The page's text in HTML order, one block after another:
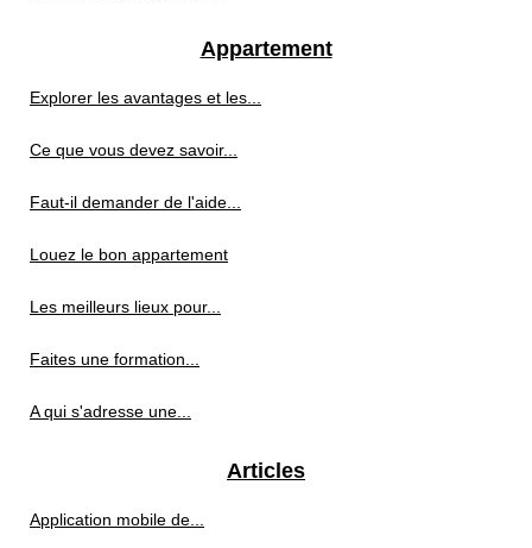
Appartement
Explorer les avantages et les...
Ce que vous devez savoir...
Faut-il demander de l'aide...
Louez le bon appartement
Les meilleurs lieux pour...
Faites une formation...
A qui s'adresse une...
Articles
Application mobile de...